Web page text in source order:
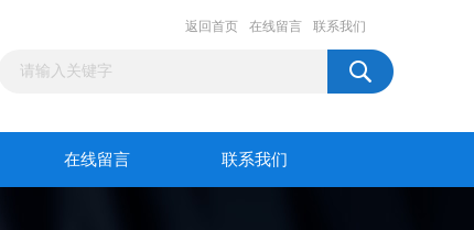
返回首页 在线留言 联系我们
在线留言 联系我们